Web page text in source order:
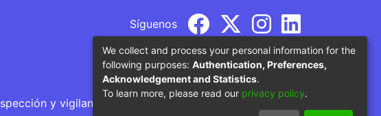
Síguenos
y vigilancia por parte del Ministerio de Educación
We collect and process your personal information for the
following purposes: Authentication, Preferences,
Acknowledgement and Statistics.
To learn more, please read our privacy policy.